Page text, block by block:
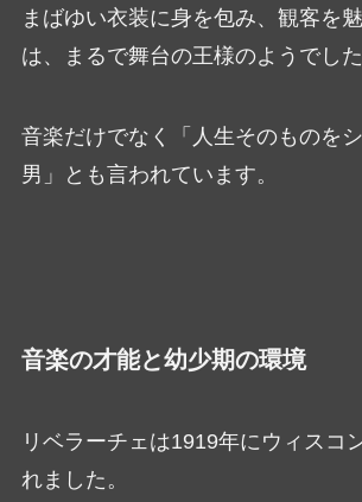
まばゆい衣装に身を包み、観客を
は、まるで舞台の王様のようでした
音楽だけでなく「人生そのものを
男」とも言われています。
音楽の才能と幼少期の環境
リベラーチェは1919年にウィスコ
れました。